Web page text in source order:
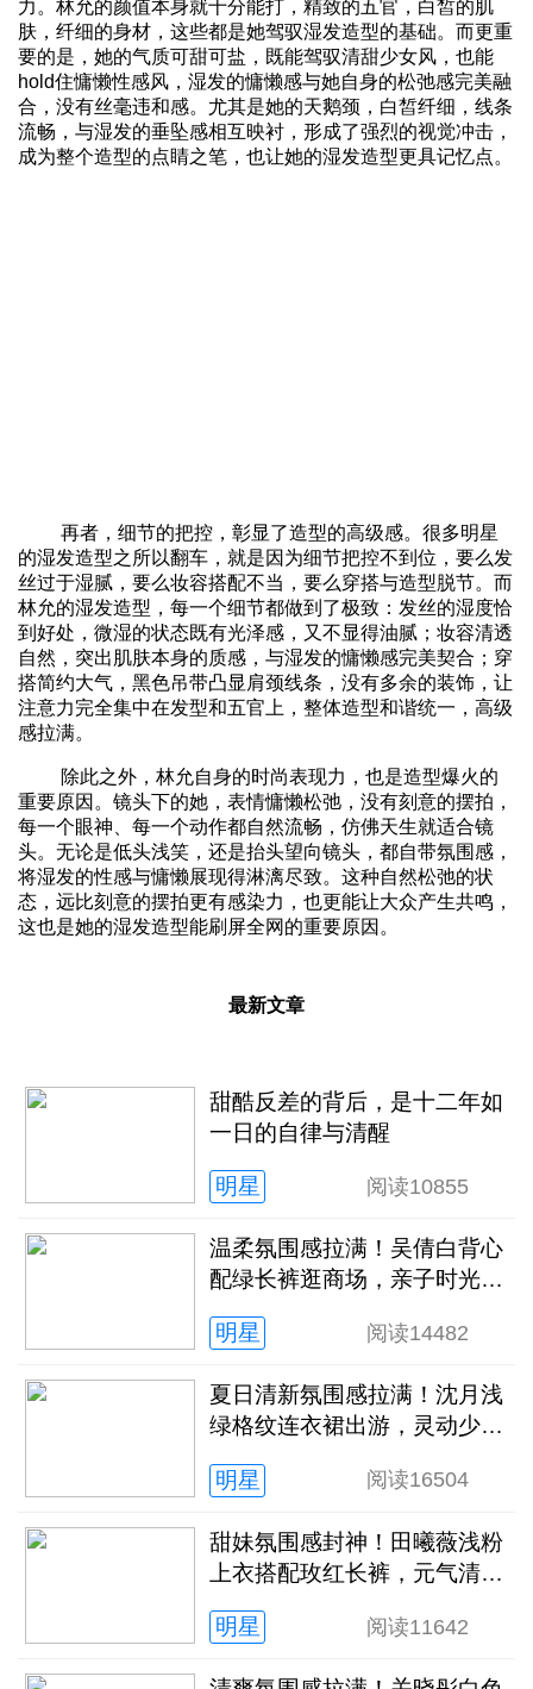
力。林允的颜值本身就十分能打，精致的五官，白皙的肌
肤，纤细的身材，这些都是她驾驭湿发造型的基础。而更重
要的是，她的气质可甜可盐，既能驾驭清甜少女风，也能
hold住慵懒性感风，湿发的慵懒感与她自身的松弛感完美融
合，没有丝毫违和感。尤其是她的天鹅颈，白皙纤细，线条
流畅，与湿发的垂坠感相互映衬，形成了强烈的视觉冲击，
成为整个造型的点睛之笔，也让她的湿发造型更具记忆点。
再者，细节的把控，彰显了造型的高级感。很多明星
的湿发造型之所以翻车，就是因为细节把控不到位，要么发
丝过于湿腻，要么妆容搭配不当，要么穿搭与造型脱节。而
林允的湿发造型，每一个细节都做到了极致：发丝的湿度恰
到好处，微湿的状态既有光泽感，又不显得油腻；妆容清透
自然，突出肌肤本身的质感，与湿发的慵懒感完美契合；穿
搭简约大气，黑色吊带凸显肩颈线条，没有多余的装饰，让
注意力完全集中在发型和五官上，整体造型和谐统一，高级
感拉满。
除此之外，林允自身的时尚表现力，也是造型爆火的
重要原因。镜头下的她，表情慵懒松弛，没有刻意的摆拍，
每一个眼神、每一个动作都自然流畅，仿佛天生就适合镜
头。无论是低头浅笑，还是抬头望向镜头，都自带氛围感，
将湿发的性感与慵懒展现得淋漓尽致。这种自然松弛的状
态，远比刻意的摆拍更有感染力，也更能让大众产生共鸣，
这也是她的湿发造型能刷屏全网的重要原因。
最新文章
甜酷反差的背后，是十二年如
一日的自律与清醒
明星 阅读10855
温柔氛围感拉满！吴倩白背心
配绿长裤逛商场，亲子时光松
明星
阅读14482
夏日清新氛围感拉满！沈月浅
绿格纹连衣裙出游，灵动少女
明星
阅读16504
甜妹氛围感封神！田曦薇浅粉
上衣搭配玫红长裤，元气清甜
明星
阅读11642